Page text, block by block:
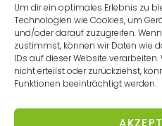
Um dir ein optimales Erlebnis zu
Technologien wie Cookies, um
und/oder darauf zuzugreifen.
zustimmst, können wir Daten wie
IDs auf dieser Website
nicht erteilst oder zurückziehst,
Funktionen beeinträchtigt werden.
Am Terminal 5A,
+43 (0)